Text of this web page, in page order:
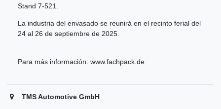
Stand 7-521.
La industria del envasado se reunirá en el recinto ferial del
24 al 26 de septiembre de 2025.
Para más información: www.fachpack.de
TMS Automotive GmbH